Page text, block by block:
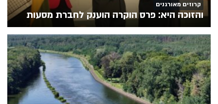
קרוזים מאורגנים
והזוכה היא: פרס הוקרה הוענק לחברת מסעות